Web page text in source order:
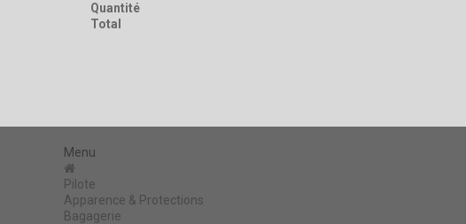
Quantité
Total
Menu
Pilote
Apparence & Protections
Bagagerie